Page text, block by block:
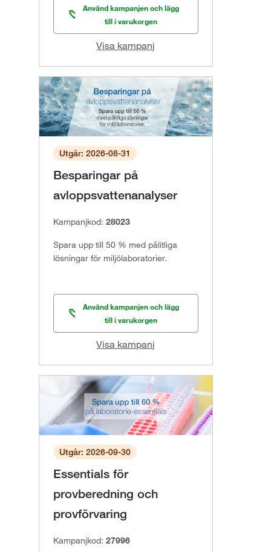
Använd kampanjen och lägg
till i varukorgen
Visa kampanj
Utgår: 2026-08-31
Besparingar på
avloppsvattenanalyser
Kampanjkod: 28023
Spara upp till 50 % med pålitliga
lösningar för miljölaboratorier.
Använd kampanjen och lägg
till i varukorgen
Visa kampanj
Utgår: 2026-09-30
Essentials för
provberedning och
provförvaring
Kampanjkod: 27996